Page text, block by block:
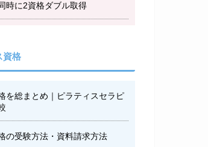
時に2資格ダブル取得
資格
を総まとめ｜ピラティスセラピ
の受験方法・資料請求方法